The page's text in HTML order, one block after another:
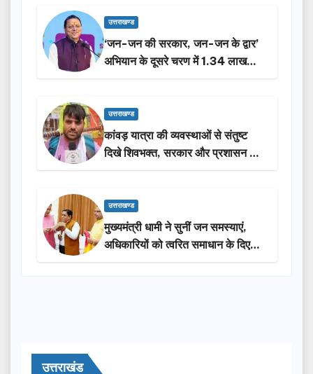
उत्तराखण्ड
‘जन-जन की सरकार, जन-जन के द्वार’
अभियान के दूसरे चरण में 1.34 लाख
लोगों की भागीदारी…
उत्तराखण्ड
कांवड़ यात्रा की व्यवस्थाओं से संतुष्ट
दिखे शिवभक्त, सरकार और प्रशासन की
सराहना…
उत्तराखण्ड
मुख्यमंत्री धामी ने सुनीं जन समस्याएं,
अधिकारियों को त्वरित समाधान के दिए
निर्देश
उत्तराखंड